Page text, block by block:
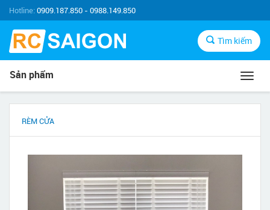
Hotline:0909.187.850 - 0988.149.850
Tìm kiếm
Sản phẩm
RÈM CỬA